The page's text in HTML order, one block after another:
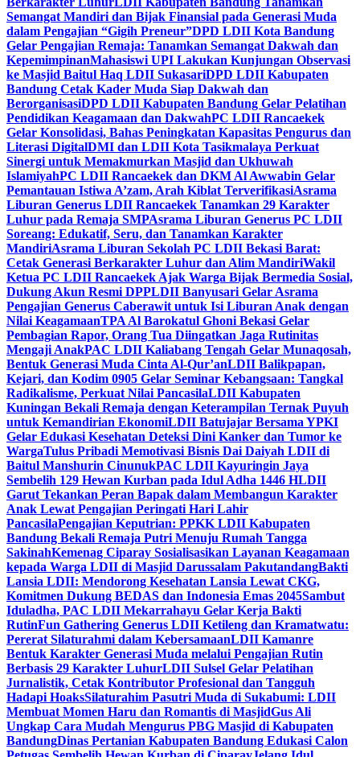
Semangat Mandiri dan Bijak Finansial pada Generasi Muda
dalam Pengajian “Gigih Preneur”DPD LDII Kota Bandung
Gelar Pengajian Remaja: Tanamkan Semangat Dakwah dan
KepemimpinanMahasiswi UPI Lakukan Kunjungan Observasi
ke Masjid Baitul Haq LDII SukasariDPD LDII Kabupaten
Bandung Cetak Kader Muda Siap Dakwah dan
BerorganisasiDPD LDII Kabupaten Bandung Gelar Pelatihan
Pendidikan Keagamaan dan DakwahPC LDII Rancaekek
Gelar Konsolidasi, Bahas Peningkatan Kapasitas Pengurus dan
Literasi DigitalDMI dan LDII Kota Tasikmalaya Perkuat
Sinergi untuk Memakmurkan Masjid dan Ukhuwah
IslamiyahPC LDII Rancaekek dan DKM Al Awwabin Gelar
Pemantauan Istiwa A’zam, Arah Kiblat TerverifikasiAsrama
Liburan Generus LDII Rancaekek Tanamkan 29 Karakter
Luhur pada Remaja SMPAsrama Liburan Generus PC LDII
Soreang: Edukatif, Seru, dan Tanamkan Karakter
MandiriAsrama Liburan Sekolah PC LDII Bekasi Barat:
Cetak Generasi Berkarakter Luhur dan Alim MandiriWakil
Ketua PC LDII Rancaekek Ajak Warga Bijak Bermedia Sosial,
Dukung Akun Resmi DPPLDII Banyusari Gelar Asrama
Pengajian Generus Caberawit untuk Isi Liburan Anak dengan
Nilai KeagamaanTPA Al Barokatul Ghoni Bekasi Gelar
Pembagian Rapor, Orang Tua Diingatkan Jaga Rutinitas
Mengaji AnakPAC LDII Kaliabang Tengah Gelar Munaqosah,
Bentuk Generasi Muda Cinta Al-Qur’anLDII Balikpapan,
Kejari, dan Kodim 0905 Gelar Seminar Kebangsaan: Tangkal
Radikalisme, Perkuat Nilai PancasilaLDII Kabupaten
Kuningan Bekali Remaja dengan Keterampilan Ternak Puyuh
untuk Kemandirian EkonomiLDII Batujajar Bersama YPKI
Gelar Edukasi Kesehatan Deteksi Dini Kanker dan Tumor ke
WargaTulus Pribadi Memotivasi Bisnis Dai Daiyah LDII di
Baitul Manshurin CinunukPAC LDII Kayuringin Jaya
Sembelih 129 Hewan Kurban pada Idul Adha 1446 HLDII
Garut Tekankan Peran Bapak dalam Membangun Karakter
Anak Lewat Pengajian Peringati Hari Lahir
PancasilaPengajian Keputrian: PPKK LDII Kabupaten
Bandung Bekali Remaja Putri Menuju Rumah Tangga
SakinahKemenag Ciparay Sosialisasikan Layanan Keagamaan
kepada Warga LDII di Masjid Darussalam PakutandangBakti
Lansia LDII: Mendorong Kesehatan Lansia Lewat CKG,
Komitmen Dukung BEDAS dan Indonesia Emas 2045Sambut
Iduladha, PAC LDII Mekarrahayu Gelar Kerja Bakti
RutinFun Gathering Generus LDII Ketileng dan Kramatwatu:
Pererat Silaturahmi dalam KebersamaanLDII Kamanre
Bentuk Karakter Generasi Muda melalui Pengajian Rutin
Berbasis 29 Karakter LuhurLDII Sulsel Gelar Pelatihan
Jurnalistik, Cetak Kontributor Profesional dan Tangguh
Hadapi HoaksSilaturahim Pasutri Muda di Sukabumi: LDII
Membuat Momen Haru dan Romantis di MasjidGus Ali
Ungkap Cara Mudah Mengurus PBG Masjid di Kabupaten
BandungDinas Pertanian Kabupaten Bandung Edukasi Calon